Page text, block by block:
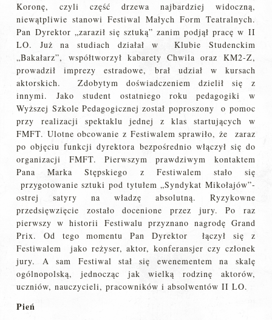
Koronę, czyli część drzewa najbardziej widoczną,
niewątpliwie stanowi Festiwal Małych Form Teatralnych.
Pan Dyrektor „zaraził się sztuką” zanim podjął pracę w II
LO. Już na studiach działał w Klubie Studenckim
„Bakałarz”, współtworzył kabarety Chwila oraz KM2-Z,
prowadził imprezy estradowe, brał udział w kursach
aktorskich. Zdobytym doświadczeniem dzielił się z
innymi. Jako student ostatniego roku pedagogiki w
Wyższej Szkole Pedagogicznej został poproszony o pomoc
przy realizacji spektaklu jednej z klas startujących w
FMFT. Ulotne obcowanie z Festiwalem sprawiło, że zaraz
po objęciu funkcji dyrektora bezpośrednio włączył się do
organizacji FMFT. Pierwszym prawdziwym kontaktem
Pana Marka Stępskiego z Festiwalem stało się
przygotowanie sztuki pod tytułem „Syndykat Mikołajów”-
ostrej satyry na władzę absolutną. Ryzykowne
przedsięwzięcie zostało docenione przez jury. Po raz
pierwszy w historii Festiwalu przyznano nagrodę Grand
Prix. Od tego momentu Pan Dyrektor łączył się z
Festiwalem jako reżyser, aktor, konferansjer czy członek
jury. A sam Festiwal stał się ewenementem na skalę
ogólnopolską, jednocząc jak wielką rodzinę aktorów,
uczniów, nauczycieli, pracowników i absolwentów II LO.
Pień